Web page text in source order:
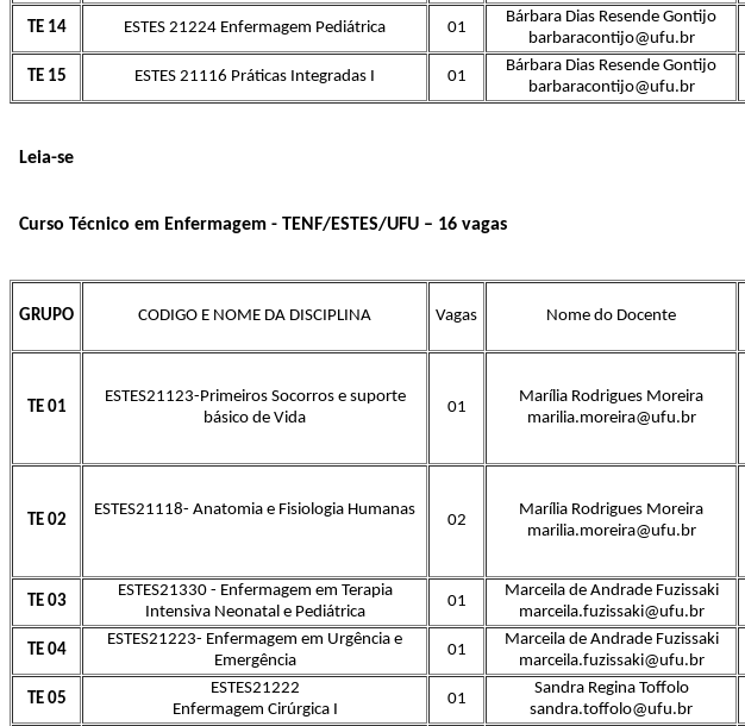
TE 14 ESTES 21224 Enfermagem Pediátrica 01
Bárbara Dias Resende Gontijo
barbaracontijo@ufu.br
TE 15 ESTES 21116 Práticas Integradas I 01
Bárbara Dias Resende Gontijo
barbaracontijo@ufu.br
Leia-se
Curso Técnico em Enfermagem - TENF/ESTES/UFU – 16 vagas
GRUPO CODIGO E NOME DA DISCIPLINA Vagas Nome do Docente
TE 01
ESTES21123-Primeiros Socorros e suporte
básico de Vida
01
Marília Rodrigues Moreira
marilia.moreira@ufu.br
TE 02
ESTES21118- Anatomia e Fisiologia Humanas
02
Marília Rodrigues Moreira
marilia.moreira@ufu.br
TE 03
ESTES21330 - Enfermagem em Terapia
Intensiva Neonatal e Pediátrica
01
Marceila de Andrade Fuzissaki
marceila.fuzissaki@ufu.br
TE 04
ESTES21223- Enfermagem em Urgência e
Emergência
01
Marceila de Andrade Fuzissaki
marceila.fuzissaki@ufu.br
TE 05
ESTES21222
Enfermagem Cirúrgica I
01
Sandra Regina Toffolo
sandra.toffolo@ufu.br